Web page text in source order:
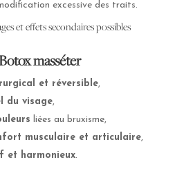
excessive des traits.
et effets secondaires possibles
masséter
et réversible,
du visage,
liées au bruxisme,
musculaire et articulaire,
et harmonieux.